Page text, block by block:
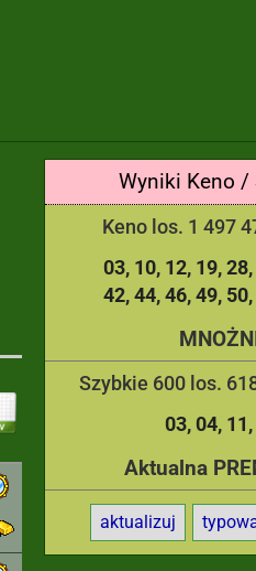
Wyniki Keno /
Keno los. 1 497
03 10 12 19 28
42 44 46 49 50
Szybkie 600 los.
03 04 11
Aktualna
aktualizuj